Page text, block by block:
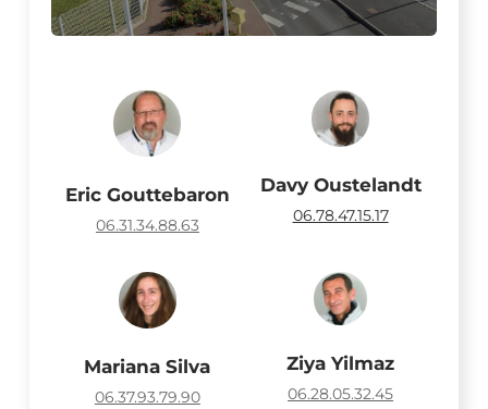
Eric Gouttebaron
06.31.34.88.63
Davy Oustelandt
06.78.47.15.17
Mariana Silva
06.37.93.79.90
Ziya Yilmaz
06.28.05.32.45